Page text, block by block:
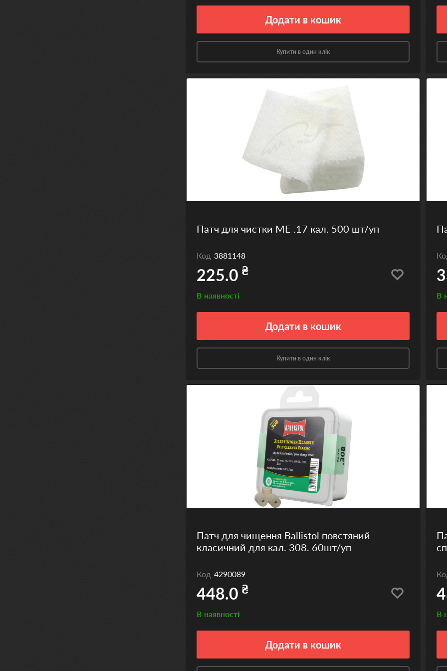
Додати в кошик
Купити в один клік
Патч для чистки ME .17 кал. 500 шт/уп
Код 3881148
225.0 ₴
В наявності
Додати в кошик
Купити в один клік
В
Патч для чищення Ballistol повстяний
класичний для кал. 308. 60шт/уп
Код 4290089
448.0 ₴
В наявності
Додати в кошик
В